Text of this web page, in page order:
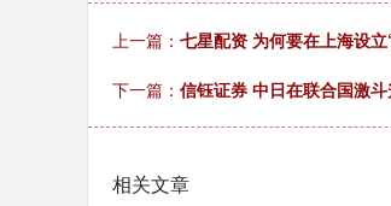
上一篇： 七星配资 为何要在上海设立
下一篇： 信钰证券 中日在联合国激
相关文章